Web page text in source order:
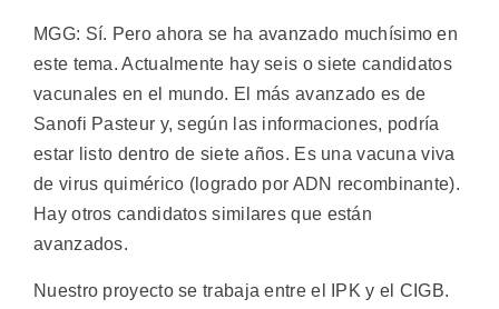
MGG: Sí. Pero ahora se ha avanzado muchísimo en
este tema. Actualmente hay seis o siete candidatos
vacunales en el mundo. El más avanzado es de
Sanofi Pasteur y, según las informaciones, podría
estar listo dentro de siete años. Es una vacuna viva
de virus quimérico (logrado por ADN recombinante).
Hay otros candidatos similares que están
avanzados.
Nuestro proyecto se trabaja entre el IPK y el CIGB.